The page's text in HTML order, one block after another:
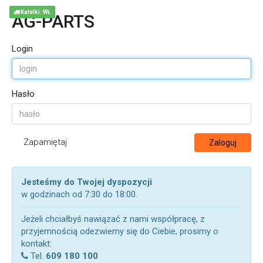
AG-PARTS
Login
Hasło
Zapamiętaj Zaloguj
Jesteśmy do Twojej dyspozycji
w godzinach od 7:30 do 18:00.
Jeżeli chciałbyś nawiązać z nami współpracę, z
przyjemnością odezwiemy się do Ciebie, prosimy o
kontakt:
Tel. 609 180 100
Kafelki: WŁ